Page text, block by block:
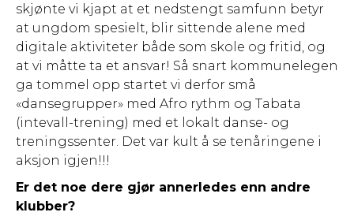
skjønte vi kjapt at et nedstengt samfunn betyr
at ungdom spesielt, blir sittende alene med
digitale aktiviteter både som skole og fritid, og
at vi måtte ta et ansvar! Så snart kommunelegen
ga tommel opp startet vi derfor små
«dansegrupper» med Afro rythm og Tabata
(intevall-trening) med et lokalt danse- og
treningssenter. Det var kult å se tenåringene i
aksjon igjen!!!
Er det noe dere gjør annerledes enn andre
klubber?